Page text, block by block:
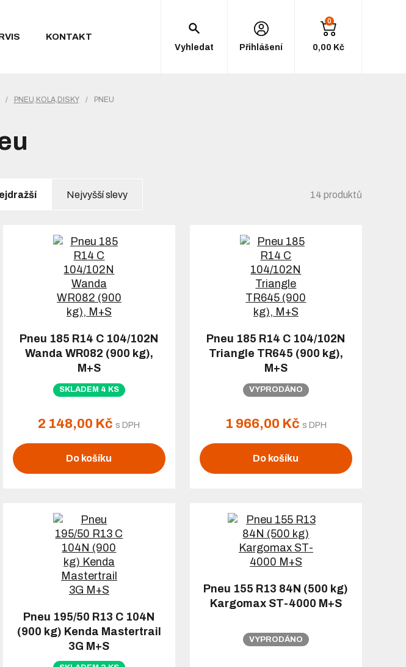
KONTAKT
Vyhledat Přihlášení
0
0,00 Kč
/ PNEU,KOLA,DISKY / PNEU
Nejvyšší slevy 14 produktů
Pneu 185 R14 C 104/102N
Wanda WR082 (900 kg),
M+S
SKLADEM 4 KS
2 148,00 Kč s DPH
Do košíku
Pneu 185 R14 C 104/102N
Triangle TR645 (900 kg),
M+S
VYPRODÁNO
1 966,00 Kč s DPH
Do košíku
Pneu 195/50 R13 C 104N
(900 kg) Kenda Mastertrail
3G M+S
Pneu 155 R13 84N (500 kg)
Kargomax ST-4000 M+S
VYPRODÁNO